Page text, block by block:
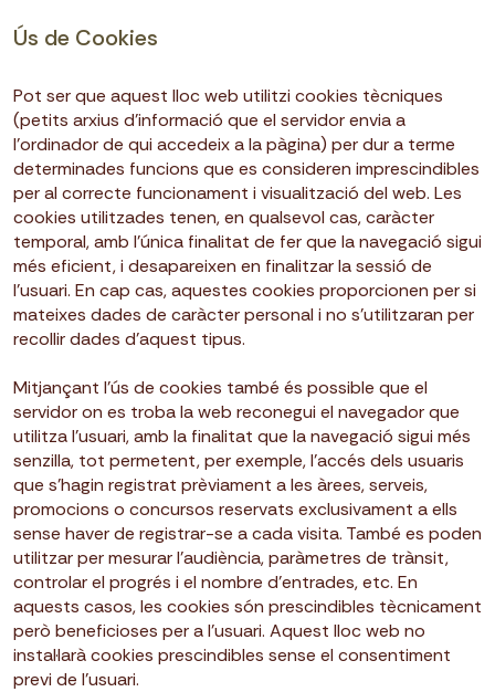
Ús de Cookies
Pot ser que aquest lloc web utilitzi cookies tècniques
(petits arxius d’informació que el servidor envia a
l’ordinador de qui accedeix a la pàgina) per dur a terme
determinades funcions que es consideren imprescindibles
per al correcte funcionament i visualització del web. Les
cookies utilitzades tenen, en qualsevol cas, caràcter
temporal, amb l’única finalitat de fer que la navegació sigui
més eficient, i desapareixen en finalitzar la sessió de
l’usuari. En cap cas, aquestes cookies proporcionen per si
mateixes dades de caràcter personal i no s’utilitzaran per
recollir dades d’aquest tipus.
Mitjançant l’ús de cookies també és possible que el
servidor on es troba la web reconegui el navegador que
utilitza l’usuari, amb la finalitat que la navegació sigui més
senzilla, tot permetent, per exemple, l’accés dels usuaris
que s’hagin registrat prèviament a les àrees, serveis,
promocions o concursos reservats exclusivament a ells
sense haver de registrar-se a cada visita. També es poden
utilitzar per mesurar l’audiència, paràmetres de trànsit,
controlar el progrés i el nombre d’entrades, etc. En
aquests casos, les cookies són prescindibles tècnicament
però beneficioses per a l’usuari. Aquest lloc web no
instal·larà cookies prescindibles sense el consentiment
previ de l’usuari.